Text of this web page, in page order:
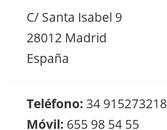
C/ Santa Isabel 9
28012 Madrid
España
Teléfono: 34 915273218
Móvil: 655 98 54 55